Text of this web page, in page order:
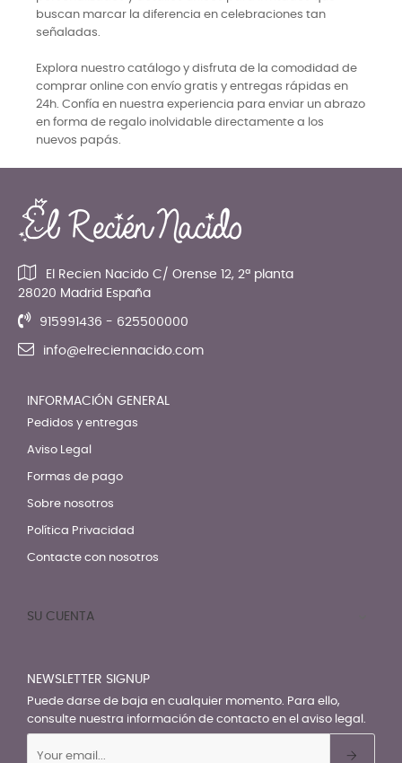
buscan marcar la diferencia en celebraciones tan
señaladas.
Explora nuestro catálogo y disfruta de la comodidad de
comprar online con envío gratis y entregas rápidas en
24h. Confía en nuestra experiencia para enviar un abrazo
en forma de regalo inolvidable directamente a los
nuevos papás.
El Recien Nacido C/ Orense 12, 2ª planta
28020 Madrid España
915991436 - 625500000
info@elreciennacido.com
INFORMACIÓN GENERAL
Pedidos y entregas
Aviso Legal
Formas de pago
Sobre nosotros
Política Privacidad
Contacte con nosotros
SU CUENTA
NEWSLETTER SIGNUP
Puede darse de baja en cualquier momento. Para ello,
consulte nuestra información de contacto en el aviso legal.